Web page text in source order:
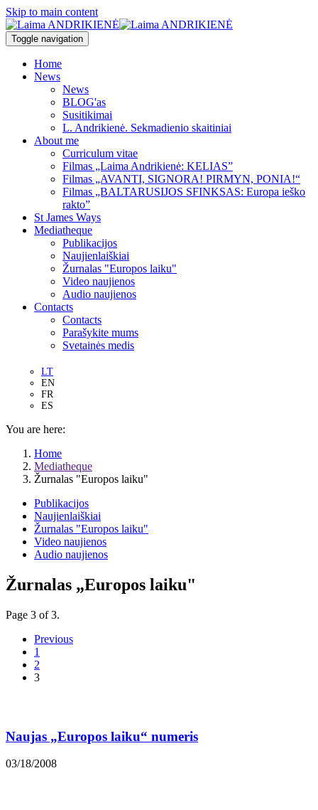
Skip to main content
Toggle navigation
Home
News
News
BLOG'as
Susitikimai
L. Andrikienė. Sekmadienio skaitiniai
About me
Curriculum vitae
Filmas „Laima Andrikienė: KELIAS”
Filmas „AVANTI, SIGNORA! PIRMYN, PONIA!“
Filmas „BALTARUSIJOS SFINKSAS: Europa ieško
rakto”
St James Ways
Mediatheque
Publikacijos
Naujienlaiškiai
Žurnalas "Europos laiku"
Video naujienos
Audio naujienos
Contacts
Contacts
Parašykite mums
Svetainės medis
LT
EN
FR
ES
You are here:
Home
Mediatheque
Žurnalas "Europos laiku"
Publikacijos
Naujienlaiškiai
Žurnalas "Europos laiku"
Video naujienos
Audio naujienos
Žurnalas „Europos laiku"
Page 3 of 3.
Previous
1
2
3
Naujas „Europos laiku“ numeris
03/18/2008